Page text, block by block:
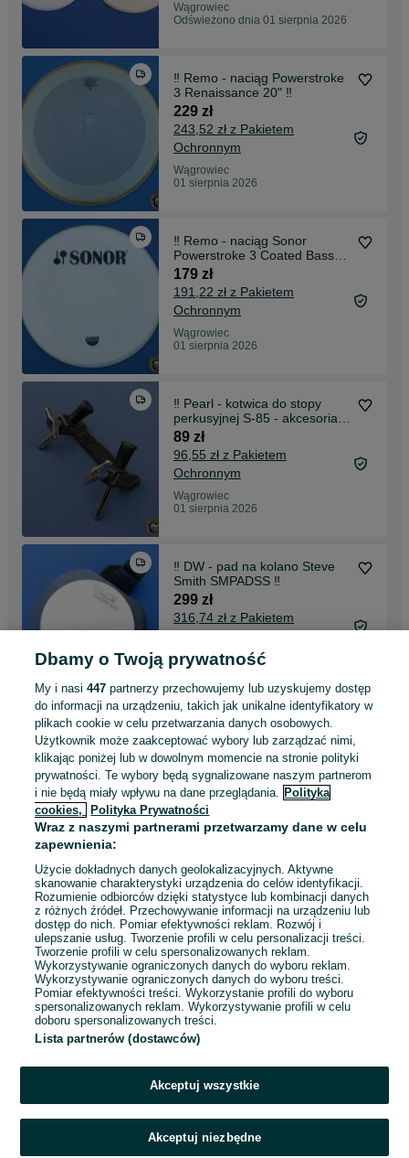
Wągrowiec
Odświeżono dnia 01 sierpnia 2026
‼️ Remo - naciąg Powerstroke
3 Renaissance 20" ‼️
229 zł
243,52 zł z Pakietem
Ochronnym
Wągrowiec
01 sierpnia 2026
‼️ Remo - naciąg Sonor
Powerstroke 3 Coated Bass
20" ‼️
179 zł
191,22 zł z Pakietem
Ochronnym
Wągrowiec
01 sierpnia 2026
‼️ Pearl - kotwica do stopy
perkusyjnej S-85 - akcesoria
Nr 2 ‼️
89 zł
96,55 zł z Pakietem
Ochronnym
Wągrowiec
01 sierpnia 2026
‼️ DW - pad na kolano Steve
Smith SMPADSS ‼️
299 zł
316,74 zł z Pakietem
Wągrowiec
01 sierpnia 2026
‼️ Roland - akcesoria do
perkusji elektronicznej ‼️
159 zł
170,30 zł z Pakietem
Ochronnym
Wągrowiec
01 sierpnia 2026
1 ... 12 ... 32
Zadzwoń / SMS
Dbamy o Twoją prywatność
My i nasi447 partnerzy przechowujemy lub uzyskujemy dostęp
do informacji na urządzeniu, takich jak unikalne identyfikatory w
plikach cookie w celu przetwarzania danych osobowych.
Użytkownik może zaakceptować wybory lub zarządzać nimi,
klikając poniżej lub w dowolnym momencie na stronie polityki
prywatności. Te wybory będą sygnalizowane naszym partnerom
i nie będą miały wpływu na dane przeglądania. Polityka
cookies,
Polityka Prywatności
Wraz z naszymi partnerami przetwarzamy dane w celu
zapewnienia:
Użycie dokładnych danych geolokalizacyjnych. Aktywne
skanowanie charakterystyki urządzenia do celów identyfikacji.
Rozumienie odbiorców dzięki statystyce lub kombinacji danych
z różnych źródeł. Przechowywanie informacji na urządzeniu lub
dostęp do nich. Pomiar efektywności reklam. Rozwój i
ulepszanie usług. Tworzenie profili w celu personalizacji treści.
Tworzenie profili w celu spersonalizowanych reklam.
Wykorzystywanie ograniczonych danych do wyboru reklam.
Wykorzystywanie ograniczonych danych do wyboru treści.
Pomiar efektywności treści. Wykorzystanie profili do wyboru
spersonalizowanych reklam. Wykorzystywanie profili w celu
doboru spersonalizowanych treści.
Lista partnerów (dostawców)
Akceptuj wszystkie
Akceptuj niezbędne